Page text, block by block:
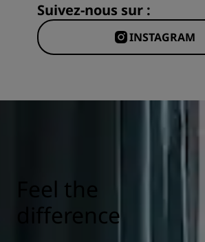
Suivez-nous sur :
INSTAGRAM
Feel the
difference